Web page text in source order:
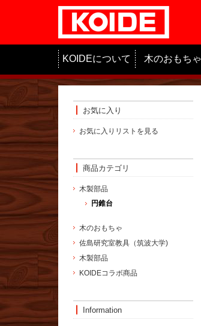
KOIDEについて 木のおもちゃ
お気に入り
お気に入りリストを見る
商品カテゴリ
木製部品
円錐台
木のおもちゃ
佐島研究室教具（筑波大学)
木製部品
KOIDEコラボ商品
Information